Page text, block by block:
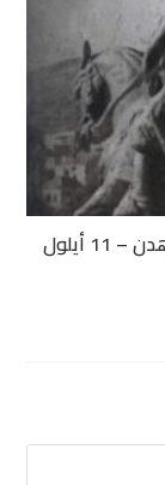
إزاحة الستار عن تمثال يوسف بك كرم في إهدن – 11 أيلول